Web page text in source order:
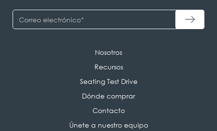
Nosotros
Recursos
Seating Test Drive
Dónde comprar
Contacto
Únete a nuestro equipo